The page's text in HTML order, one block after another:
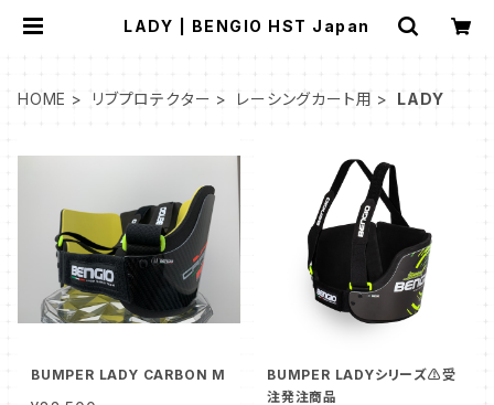
LADY | BENGIO HST Japan
HOME リブプロテクター レーシングカート用 LADY
BUMPER LADY CARBON M
BUMPER LADYシリーズ⚠️受
注発注商品